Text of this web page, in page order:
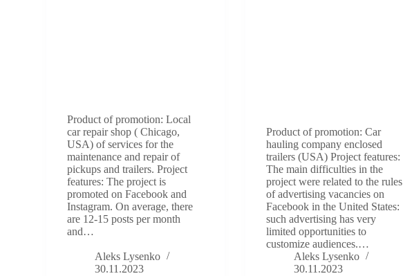
Product of promotion: Local
car repair shop ( Chicago,
USA) of services for the
maintenance and repair of
pickups and trailers. Project
features: The project is
promoted on Facebook and
Instagram. On average, there
are 12-15 posts per month
and…
Aleks Lysenko
30.11.2023
Product of promotion: Car
hauling company enclosed
trailers (USA) Project features:
The main difficulties in the
project were related to the rules
of advertising vacancies on
Facebook in the United States:
such advertising has very
limited opportunities to
customize audiences.…
Aleks Lysenko
30.11.2023